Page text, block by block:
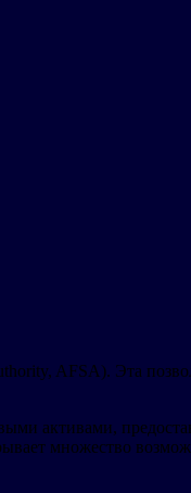
AFSA). Эта
активами,
множество